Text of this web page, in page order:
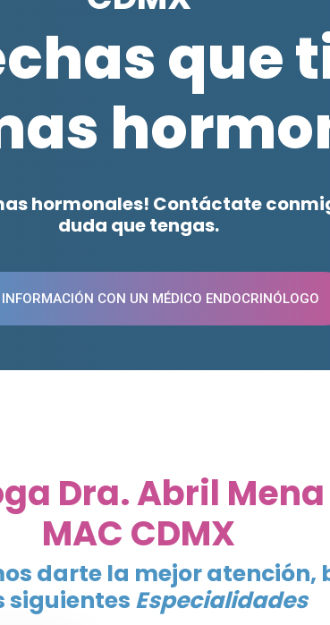
que
hormonales! Contáctate
duda que tengas.
INFORMACIÓN CON UN MÉDICO ENDOCRINÓLOGO
Dra. Abril
MAC CDMX
darte la mejor
siguientesEspecialidades